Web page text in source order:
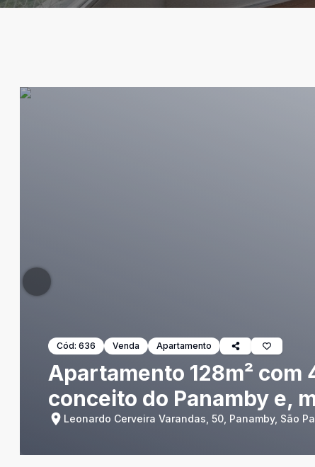
Cód: 636 Venda Apartamento
Apartamento 128m²
conceito do Panamby e,
Leonardo Cerveira Varandas, 50, Panamby, São